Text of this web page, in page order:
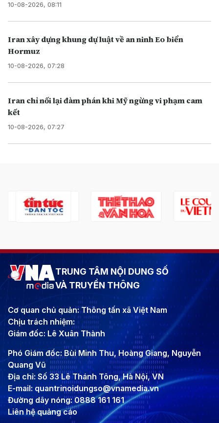
10-08-2026, 08:11
Iran xây dựng khung dự luật về an ninh Eo biển
Hormuz
10-08-2026, 07:28
Iran chỉ nối lại đàm phán khi Mỹ ngừng vi phạm cam
kết
10-08-2026, 07:27
TRUNG TÂM NỘI DUNG SỐ
VÀ TRUYỀN THÔNG
Cơ quan chủ quản: Thông tấn xã Việt Nam
Chịu trách nhiệm:
Giám đốc: Lê Xuân Thành
Phó Giám đốc: Bùi Minh Thu, Hoàng Giang, Nguyễn
Quang Vũ
Địa chỉ: Số 33 Lê Thánh Tông, Hà Nội, VN
E-mail: quantrinoidungso@vnamedia.vn
Đường dây nóng: 0888 161 161
Liên hệ quảng cáo